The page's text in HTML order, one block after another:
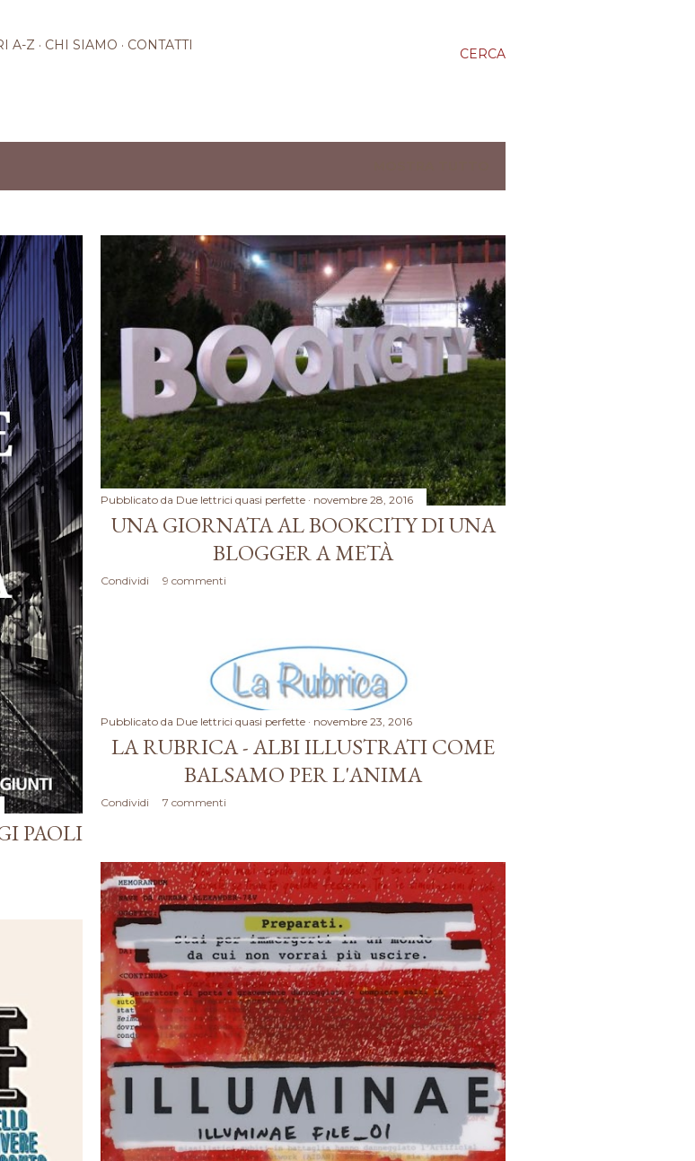
CERCA
A-Z CHI SIAMO CONTATTI
PAOLI
Pubblicato da Due lettrici quasi perfette novembre 28, 2016
UNA GIORNATA AL BOOKCITY DI UNA
BLOGGER A METÀ
Condividi 9 commenti
Pubblicato da Due lettrici quasi perfette novembre 23, 2016
LA RUBRICA - ALBI ILLUSTRATI COME
BALSAMO PER L'ANIMA
Condividi 7 commenti